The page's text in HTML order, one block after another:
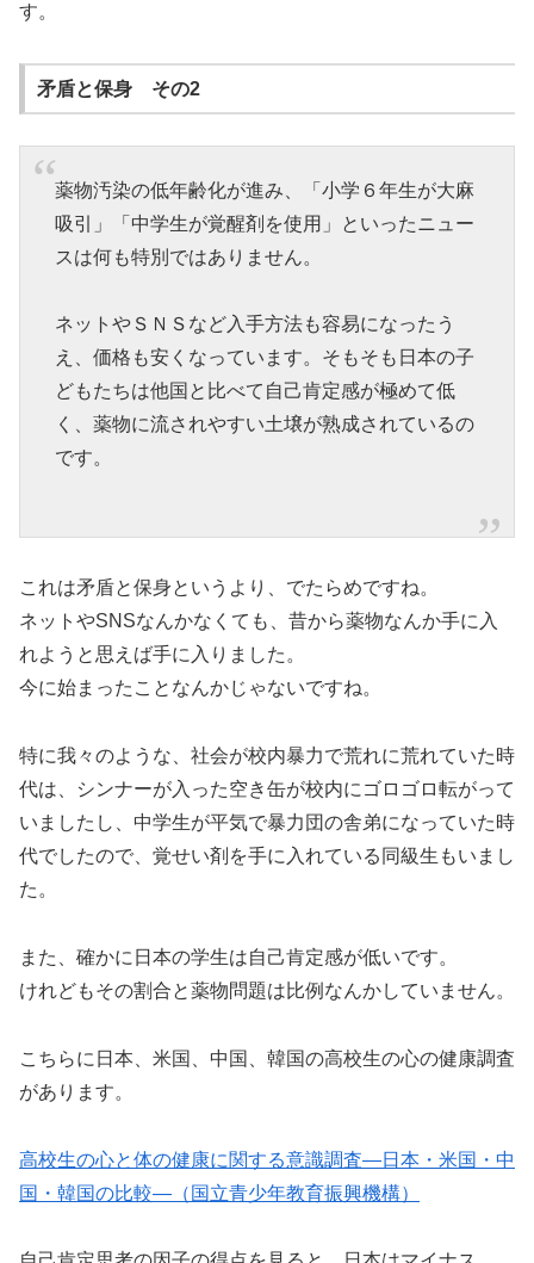
す。
矛盾と保身 その2
薬物汚染の低年齢化が進み、「小学６年生が大麻
吸引」「中学生が覚醒剤を使用」といったニュー
スは何も特別ではありません。
ネットやＳＮＳなど入手方法も容易になったう
え、価格も安くなっています。そもそも日本の子
どもたちは他国と比べて自己肯定感が極めて低
く、薬物に流されやすい土壌が熟成されているの
です。
これは矛盾と保身というより、でたらめですね。
ネットやSNSなんかなくても、昔から薬物なんか手に入
れようと思えば手に入りました。
今に始まったことなんかじゃないですね。
特に我々のような、社会が校内暴力で荒れに荒れていた時
代は、シンナーが入った空き缶が校内にゴロゴロ転がって
いましたし、中学生が平気で暴力団の舎弟になっていた時
代でしたので、覚せい剤を手に入れている同級生もいまし
た。
また、確かに日本の学生は自己肯定感が低いです。
けれどもその割合と薬物問題は比例なんかしていません。
こちらに日本、米国、中国、韓国の高校生の心の健康調査
があります。
高校生の心と体の健康に関する意識調査―日本・米国・中
国・韓国の比較―（国立青少年教育振興機構）